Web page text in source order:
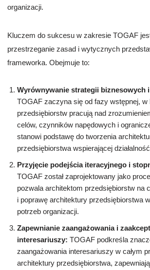
organizacji.
Kluczem do sukcesu w zakresie TOGAF
przestrzeganie zasad i wytycznych
frameworka. Obejmuje to:
Wyrównywanie strategii biznesowych i
TOGAF zaczyna się od fazy wstępnej, w
przedsiębiorstw pracują nad
celów, czynników napędowych i
stanowi podstawę do tworzenia
przedsiębiorstwa wspierającej
Przyjęcie podejścia iteracyjnego i
TOGAF został zaprojektowany jako
pozwala architektom przedsiębiorstw na
i poprawę architektury przedsiębiorstwa
potrzeb organizacji.
Zapewnianie zaangażowania i
interesariuszy: TOGAF podkreśla
zaangażowania interesariuszy w całym
architektury przedsiębiorstwa,